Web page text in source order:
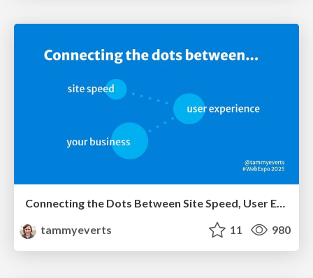
Connecting the Dots Between Site Speed, User Experience & Your Business [WebExpo 2025]
tammyeverts
11 980